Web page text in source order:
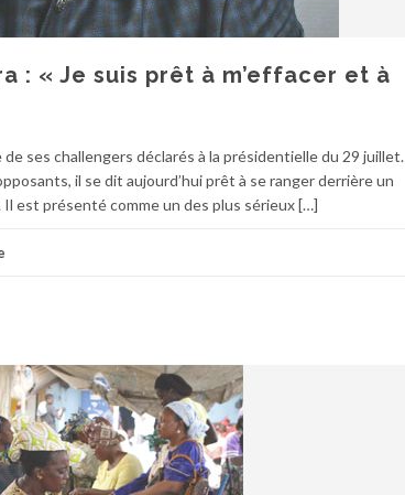
: « Je suis prêt à m’effacer et à
ses challengers déclarés à la présidentielle du 29 juillet.
il se dit aujourd’hui prêt à se ranger derrière un
est présenté comme un des plus sérieux […]